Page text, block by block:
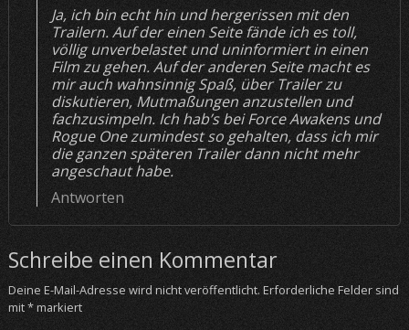
Ja, ich bin echt hin und hergerissen mit den
Trailern. Auf der einen Seite fände ich es toll,
völlig unverbelastet und uninformiert in einen
Film zu gehen. Auf der anderen Seite macht es
mir auch wahnsinnig Spaß, über Trailer zu
diskutieren, Mutmaßungen anzustellen und
fachzusimpeln. Ich hab’s bei Force Awakens und
Rogue One zumindest so gehalten, dass ich mir
die ganzen späteren Trailer dann nicht mehr
angeschaut habe.
Antworten
Schreibe einen Kommentar
Deine E-Mail-Adresse wird nicht veröffentlicht. Erforderliche Felder sind
mit*markiert